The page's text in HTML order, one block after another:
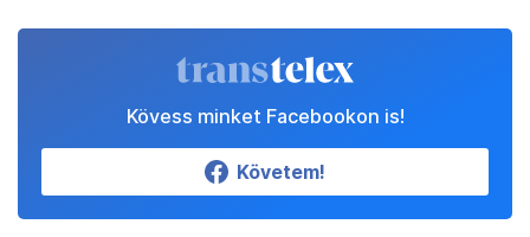
Kövess minket Facebookon is!
Követem!